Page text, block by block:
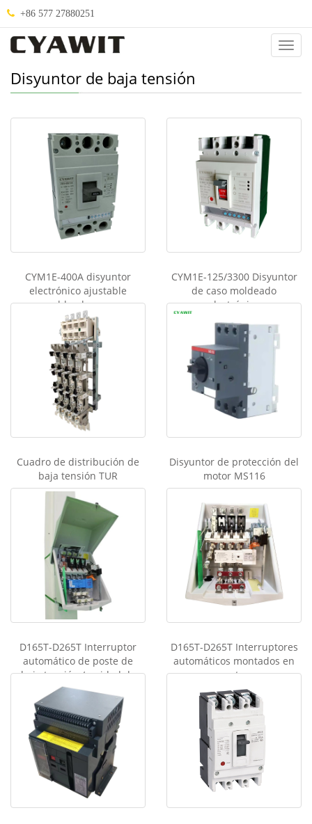
+86 577 27880251
Us
Disyuntor de baja tensión
CYM1E-400A disyuntor
electrónico ajustable
moldeado caso
CYM1E-125/3300 Disyuntor
de caso moldeado
electrónico
Cuadro de distribución de
baja tensión TUR
Disyuntor de protección del
motor MS116
D165T-D265T Interruptor
automático de poste de
baja tensión / unidad de
disparo digital
D165T-D265T Interruptores
automáticos montados en
postes